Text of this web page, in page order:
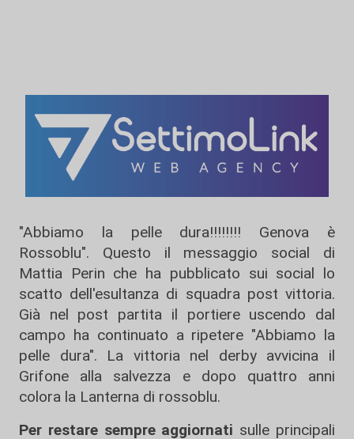
"Abbiamo la pelle dura!!!!!!!! Genova è
Rossoblu". Questo il messaggio social di
Mattia Perin che ha pubblicato sui social lo
scatto dell'esultanza di squadra post vittoria.
Già nel post partita il portiere uscendo dal
campo ha continuato a ripetere "Abbiamo la
pelle dura". La vittoria nel derby avvicina il
Grifone alla salvezza e dopo quattro anni
colora la Lanterna di rossoblu.
Per restare sempre aggiornati sulle principali